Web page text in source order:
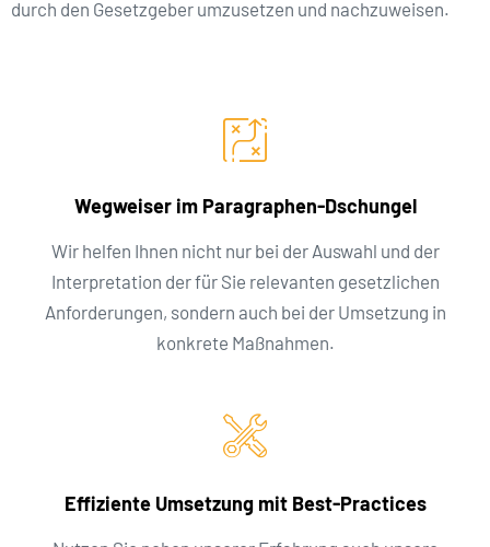
durch den Gesetzgeber umzusetzen und nachzuweisen.
Wegweiser im Paragraphen-Dschungel
Wir helfen Ihnen nicht nur bei der Auswahl und der
Interpretation der für Sie relevanten gesetzlichen
Anforderungen, sondern auch bei der Umsetzung in
konkrete Maßnahmen.
Effiziente Umsetzung mit Best-Practices